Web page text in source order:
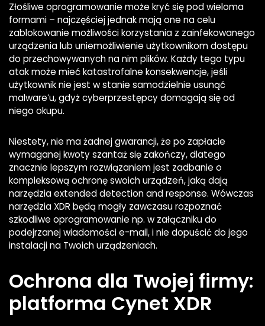
Złośliwe oprogramowanie może kryć się pod wieloma
formami – najczęściej jednak mają one na celu
zablokowanie możliwości korzystania z zainfekowanego
urządzenia lub uniemożliwienie użytkownikom dostępu
do przechowywanych na nim plików. Każdy tego typu
atak może mieć katastrofalne konsekwencje, jeśli
użytkownik nie jest w stanie samodzielnie usunąć
malware’u, gdyż cyberprzestępcy domagają się od
niego okupu.
Niestety, nie ma żadnej gwarancji, że po zapłacie
wymaganej kwoty szantaż się zakończy, dlatego
znacznie lepszym rozwiązaniem jest zadbanie o
kompleksową ochronę swoich urządzeń, jaką dają
narzędzia extended detection and response. Wówczas
narzędzia XDR będą mogły zawczasu rozpoznać
szkodliwe oprogramowanie np. w załączniku do
podejrzanej wiadomości e-mail, i nie dopuścić do jego
instalacji na Twoich urządzeniach.
Ochrona dla Twojej firmy:
platforma Cynet XDR